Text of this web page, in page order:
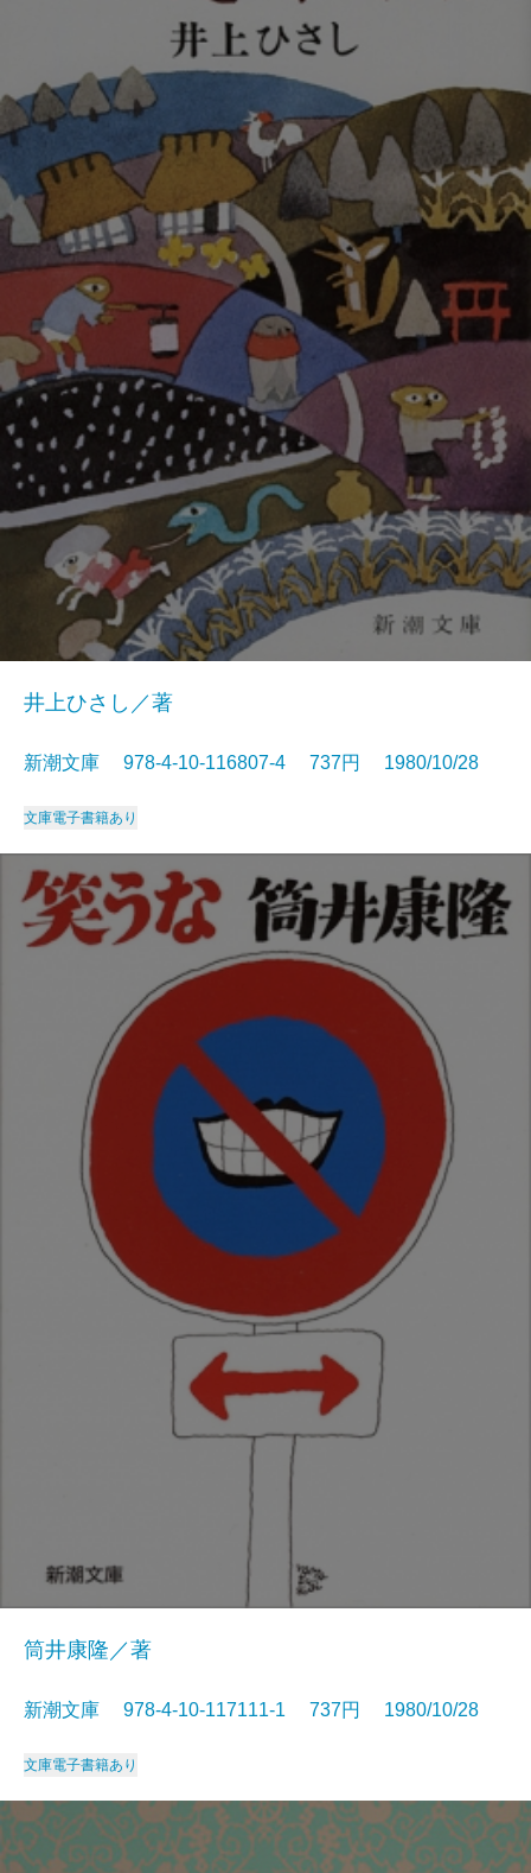
井上ひさし／著
新潮文庫 978-4-10-116807-4 737円 1980/10/28
文庫電子書籍あり
筒井康隆／著
新潮文庫 978-4-10-117111-1 737円 1980/10/28
文庫電子書籍あり